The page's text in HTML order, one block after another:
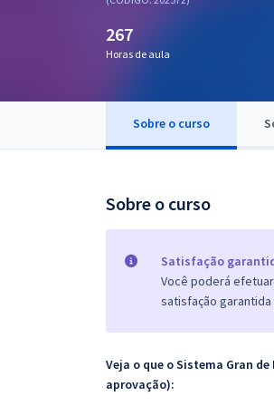
OAB
267
Horas de aula
Sobre o curso
Sobre o curso
Satisfação
Você poderá
satisfação
Veja o que o Sistema Gran
aprovação):